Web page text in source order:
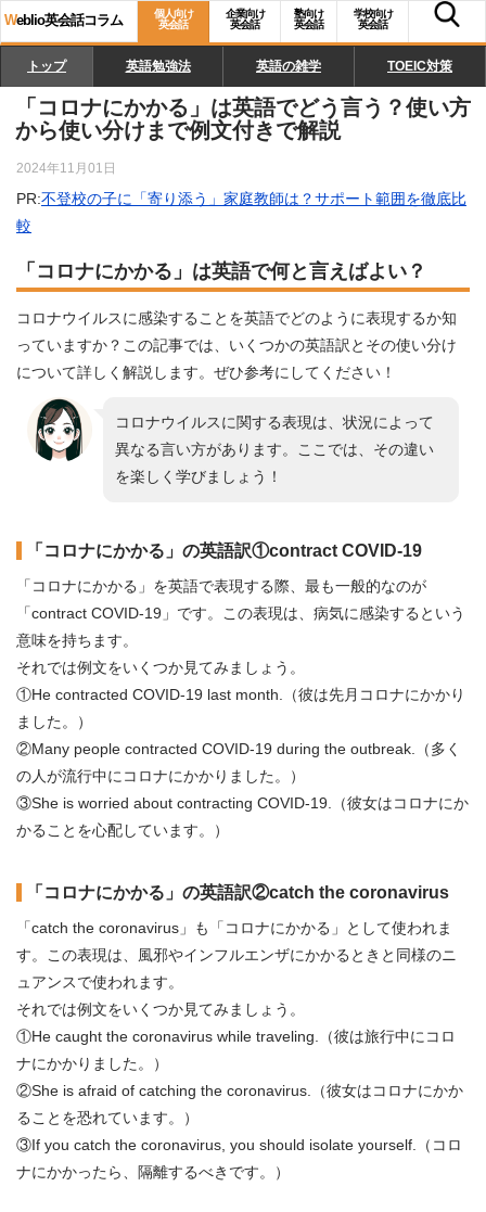
Weblio英会話コラム
個人向け
英会話
企業向け
英会話
塾向け
英会話
学校向け
英会話
トップ 英語勉強法 英語の雑学 TOEIC対策
「コロナにかかる」は英語でどう言う？使い方
から使い分けまで例文付きで解説
2024年11月01日
PR:不登校の子に「寄り添う」家庭教師は？サポート範囲を徹底比
較
「コロナにかかる」は英語で何と言えばよい？
コロナウイルスに感染することを英語でどのように表現するか知
っていますか？この記事では、いくつかの英語訳とその使い分け
について詳しく解説します。ぜひ参考にしてください！
コロナウイルスに関する表現は、状況によって
異なる言い方があります。ここでは、その違い
を楽しく学びましょう！
「コロナにかかる」の英語訳①contract COVID-19
「コロナにかかる」を英語で表現する際、最も一般的なのが
「contract COVID-19」です。この表現は、病気に感染するという
意味を持ちます。
それでは例文をいくつか見てみましょう。
①He contracted COVID-19 last month.（彼は先月コロナにかかり
ました。）
②Many people contracted COVID-19 during the outbreak.（多く
の人が流行中にコロナにかかりました。）
③She is worried about contracting COVID-19.（彼女はコロナにか
かることを心配しています。）
「コロナにかかる」の英語訳②catch the coronavirus
「catch the coronavirus」も「コロナにかかる」として使われま
す。この表現は、風邪やインフルエンザにかかるときと同様のニ
ュアンスで使われます。
それでは例文をいくつか見てみましょう。
①He caught the coronavirus while traveling.（彼は旅行中にコロ
ナにかかりました。）
②She is afraid of catching the coronavirus.（彼女はコロナにかか
ることを恐れています。）
③If you catch the coronavirus, you should isolate yourself.（コロ
ナにかかったら、隔離するべきです。）